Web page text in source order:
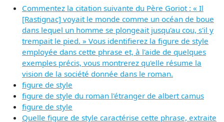
Commentez la citation suivante du Père Goriot : « Il
[Rastignac] voyait le monde comme un océan de boue
dans lequel un homme se plongeait jusqu'au cou, s'il y
trempait le pied. » Vous identifierez la figure de style
employée dans cette phrase et, à l'aide de quelques
exemples précis, vous montrerez qu'elle résume la
vision de la société donnée dans le roman.
figure de style
figure de style du roman l'étranger de albert camus
figure de style
Quelle figure de style caractérise cette phrase, extraite